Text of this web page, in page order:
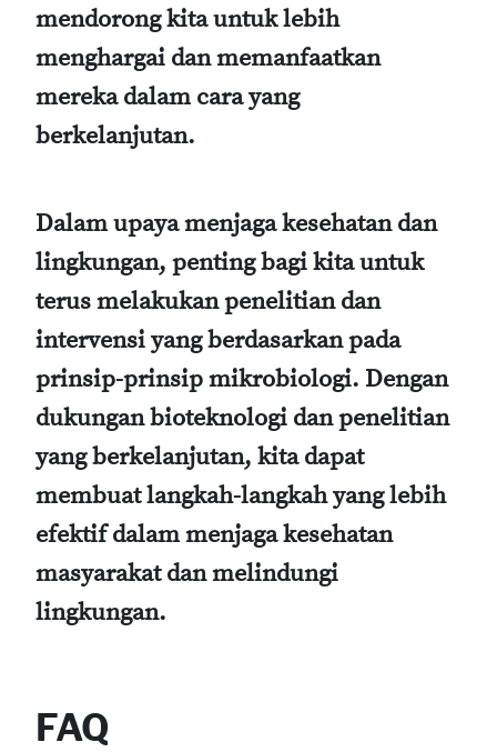
mendorong kita untuk lebih
menghargai dan memanfaatkan
mereka dalam cara yang
berkelanjutan.
Dalam upaya menjaga kesehatan dan
lingkungan, penting bagi kita untuk
terus melakukan penelitian dan
intervensi yang berdasarkan pada
prinsip-prinsip mikrobiologi. Dengan
dukungan bioteknologi dan penelitian
yang berkelanjutan, kita dapat
membuat langkah-langkah yang lebih
efektif dalam menjaga kesehatan
masyarakat dan melindungi
lingkungan.
FAQ